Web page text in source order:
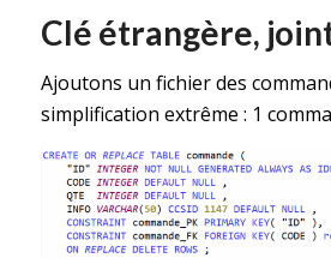
Clé étrangère,
Ajoutons un fichier des
simplification extrême : 1